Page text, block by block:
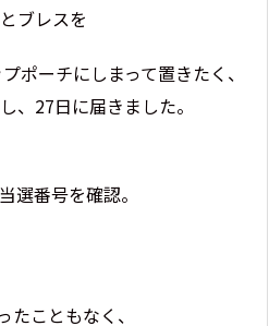
ブレスを
ポーチにしまって置きたく、
、27日に届きました。
選番号を確認。
こともなく、